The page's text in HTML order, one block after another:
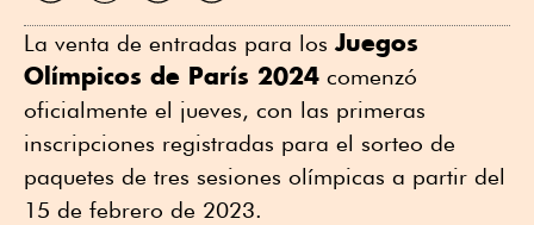
La venta de entradas para los Juegos
Olímpicos de París 2024 comenzó
oficialmente el jueves, con las primeras
inscripciones registradas para el sorteo de
paquetes de tres sesiones olímpicas a partir del
15 de febrero de 2023.